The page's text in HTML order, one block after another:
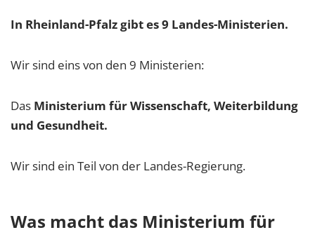
In Rheinland-Pfalz gibt es 9 Landes-Ministerien.
Wir sind eins von den 9 Ministerien:
Das Ministerium für Wissenschaft, Weiterbildung
und Gesundheit.
Wir sind ein Teil von der Landes-Regierung.
Was macht das Ministerium für